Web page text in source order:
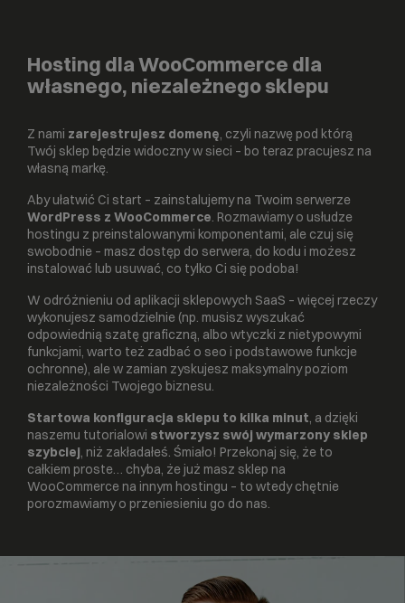
Hosting dla WooCommerce dla
własnego, niezależnego sklepu
Z nami zarejestrujesz domenę, czyli nazwę pod którą
Twój sklep będzie widoczny w sieci – bo teraz pracujesz na
własną markę.
Aby ułatwić Ci start – zainstalujemy na Twoim serwerze
WordPress z WooCommerce. Rozmawiamy o usłudze
hostingu z preinstalowanymi komponentami, ale czuj się
swobodnie – masz dostęp do serwera, do kodu i możesz
instalować lub usuwać, co tylko Ci się podoba!
W odróżnieniu od aplikacji sklepowych SaaS – więcej rzeczy
wykonujesz samodzielnie (np. musisz wyszukać
odpowiednią szatę graficzną, albo wtyczki z nietypowymi
funkcjami, warto też zadbać o seo i podstawowe funkcje
ochronne), ale w zamian zyskujesz maksymalny poziom
niezależności Twojego biznesu.
Startowa konfiguracja sklepu to kilka minut, a dzięki
naszemu tutorialowi stworzysz swój wymarzony sklep
szybciej, niż zakładałeś. Śmiało! Przekonaj się, że to
całkiem proste… chyba, że już masz sklep na
WooCommerce na innym hostingu – to wtedy chętnie
porozmawiamy o przeniesieniu go do nas.